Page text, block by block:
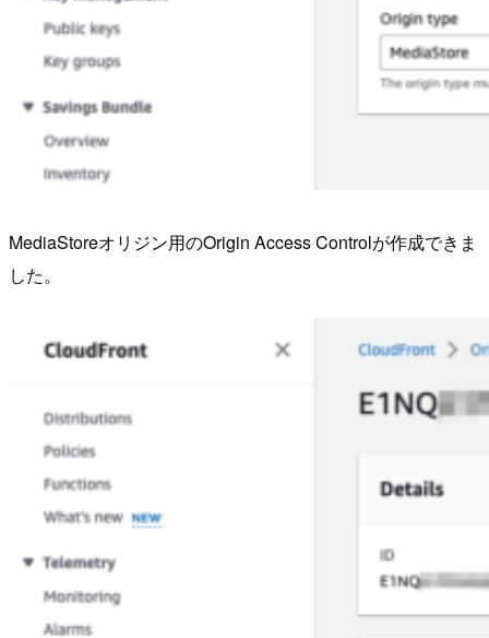
MediaStoreオリジン用のOrigin Access Controlが作成できま
した。